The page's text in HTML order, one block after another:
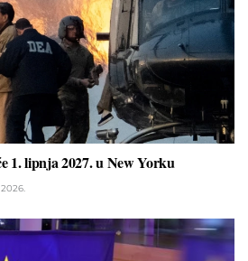
1. lipnja 2027. u New Yorku